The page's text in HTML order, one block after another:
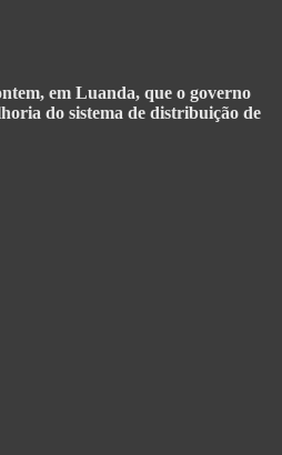
em Luanda, que o governo
do sistema de distribuição de